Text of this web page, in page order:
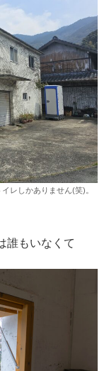
レしかありません(笑)。
誰もいなくて